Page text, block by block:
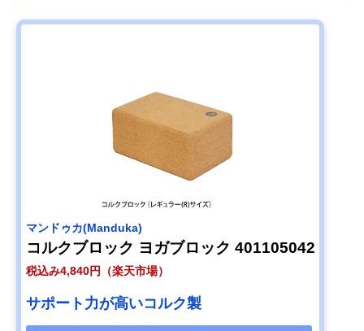
マンドゥカ(Manduka)
コルクブロック ヨガブロック 401105042
税込み4,840円（楽天市場）
サポート力が高いコルク製